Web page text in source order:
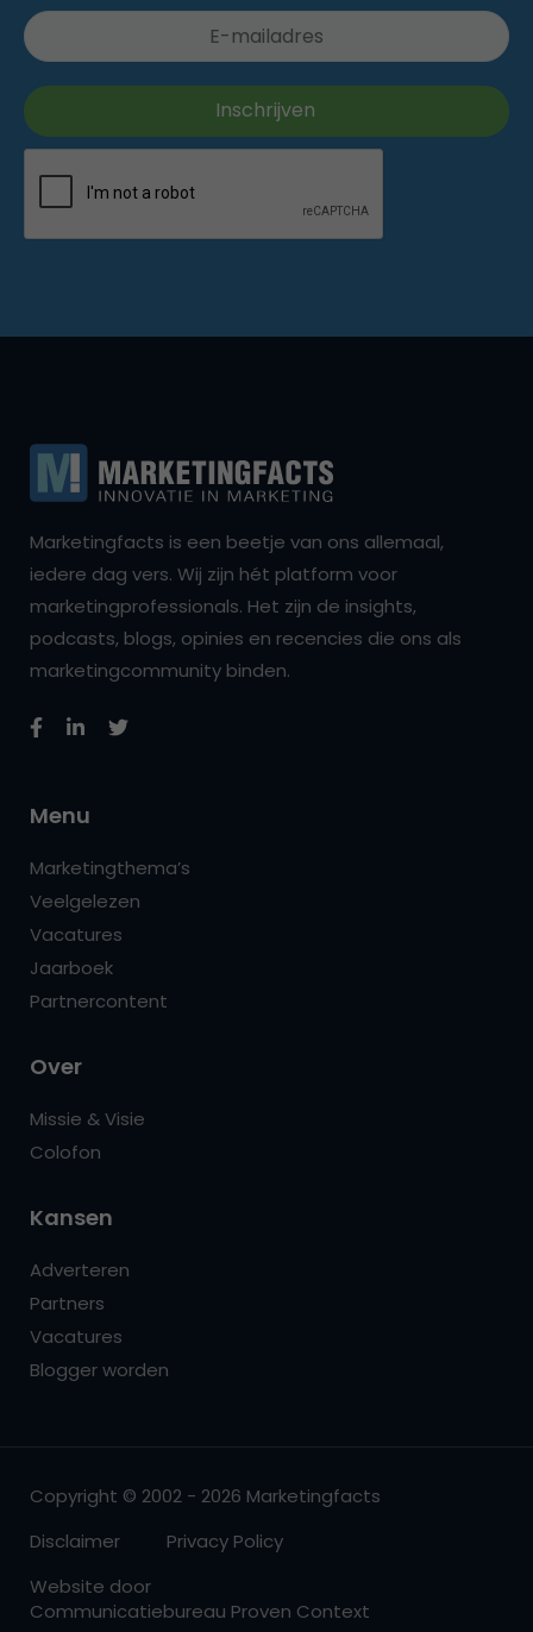
Marketingfacts is een beetje van ons allemaal,
iedere dag vers. Wij zijn hét platform voor
marketingprofessionals. Het zijn de insights,
podcasts, blogs, opinies en recencies die ons als
marketingcommunity binden.
Menu
Marketingthema’s
Veelgelezen
Vacatures
Jaarboek
Partnercontent
Over
Missie & Visie
Colofon
Kansen
Adverteren
Partners
Vacatures
Blogger worden
Copyright © 2002 - 2026 Marketingfacts
Disclaimer
Privacy Policy
Website door
Communicatiebureau Proven Context